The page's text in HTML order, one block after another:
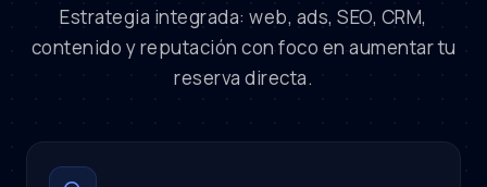
Estrategia integrada: web, ads, SEO, CRM,
contenido y reputación con foco en aumentar tu
reserva directa.